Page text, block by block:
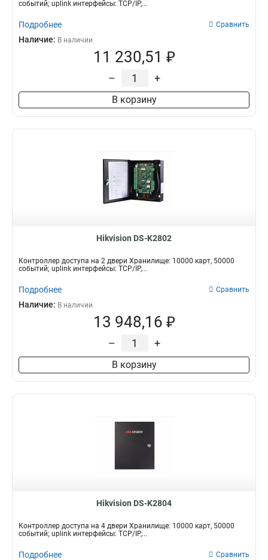
событий; uplink интерфейсы: TCP/IP,...
Подробнее Сравнить
Наличие: В наличии
11 230,51 ₽
– +
В корзину
Hikvision DS-K2802
Контроллер доступа на 2 двери Хранилище: 10000 карт, 50000
событий; uplink интерфейсы: TCP/IP,...
Подробнее Сравнить
Наличие: В наличии
13 948,16 ₽
– +
В корзину
Hikvision DS-K2804
Контроллер доступа на 4 двери Хранилище: 10000 карт, 50000
событий; uplink интерфейсы: TCP/IP,...
Подробнее Сравнить